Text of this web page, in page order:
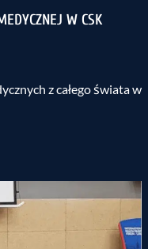
W CSK
z całego świata w